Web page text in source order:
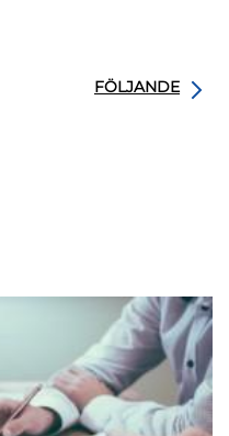
FÖLJANDE